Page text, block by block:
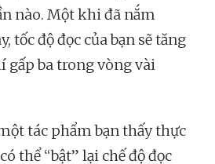
nào. Một khi đã nắm
tốc độ đọc của bạn sẽ tăng
gấp ba trong vòng vài
tác phẩm bạn thấy thực
thể “bật” lại chế độ đọc